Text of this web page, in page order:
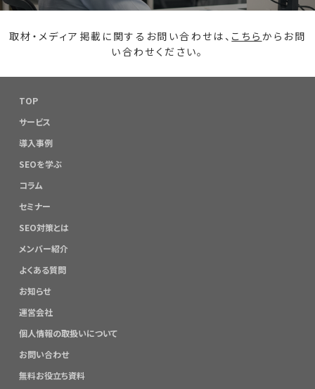
取材・メディア掲載に関するお問い合わせは、 こちら からお問
い合わせください。
TOP
サービス
導入事例
SEOを学ぶ
コラム
セミナー
SEO対策とは
メンバー紹介
よくある質問
お知らせ
運営会社
個人情報の取扱いについて
お問い合わせ
無料お役立ち資料